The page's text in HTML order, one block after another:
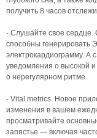
получить 8 часов
- Слушайте свое
способны генерировать
электрокардиограмму. А
уведомления о высокой
о нерегулярном ритме
- Vital metrics. Новое
изменения в вашем
просматривайте
запястье — включая